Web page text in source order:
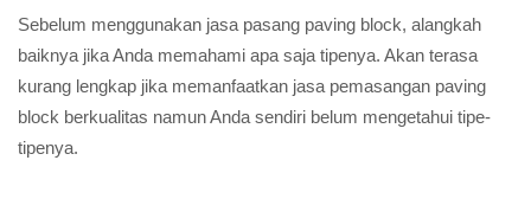
Sebelum menggunakan jasa pasang paving block, alangkah
baiknya jika Anda memahami apa saja tipenya. Akan terasa
kurang lengkap jika memanfaatkan jasa pemasangan paving
block berkualitas namun Anda sendiri belum mengetahui tipe-
tipenya.